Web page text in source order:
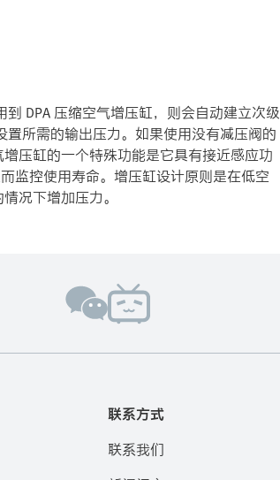
DPA 压缩空气增压缸，则会自动建立次级
所需的输出压力。如果使用没有减压阀的
压缸的一个特殊功能是它具有接近感应功
监控使用寿命。增压缸设计原则是在低空
况下增加压力。
联系方式
联系我们